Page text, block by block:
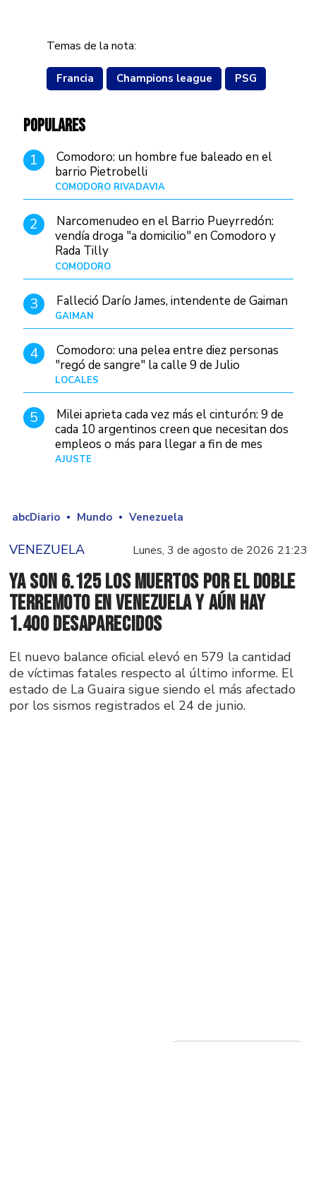
Temas de la nota:
Francia Champions league PSG
POPULARES
1
Comodoro: un hombre fue baleado en el
barrio Pietrobelli
COMODORO RIVADAVIA
2
Narcomenudeo en el Barrio Pueyrredón:
vendía droga "a domicilio" en Comodoro y
Rada Tilly
COMODORO
3 Falleció Darío James, intendente de Gaiman
GAIMAN
4
Comodoro: una pelea entre diez personas
"regó de sangre" la calle 9 de Julio
LOCALES
5
Milei aprieta cada vez más el cinturón: 9 de
cada 10 argentinos creen que necesitan dos
empleos o más para llegar a fin de mes
AJUSTE
abcDiario Mundo Venezuela
VENEZUELA Lunes, 3 de agosto de 2026 21:23
Ya son 6.125 los muertos por el doble
terremoto en Venezuela y aún hay
1.400 desaparecidos
El nuevo balance oficial elevó en 579 la cantidad
de víctimas fatales respecto al último informe. El
estado de La Guaira sigue siendo el más afectado
por los sismos registrados el 24 de junio.